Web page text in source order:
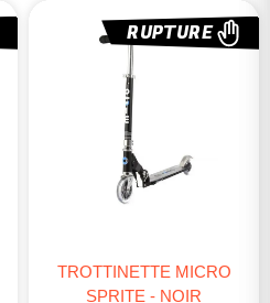
RUPTURE
TROTTINETTE MICRO
SPRITE - NOIR